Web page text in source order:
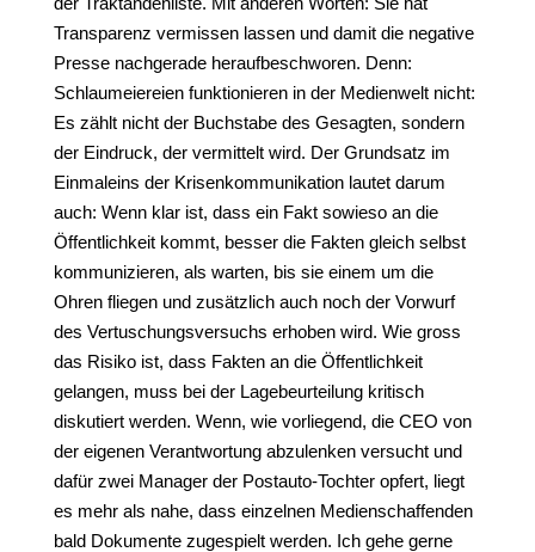
Transparenz vermissen lassen und damit die negative
Presse nachgerade heraufbeschworen. Denn:
Schlaumeiereien funktionieren in der Medienwelt nicht:
Es zählt nicht der Buchstabe des Gesagten, sondern
der Eindruck, der vermittelt wird. Der Grundsatz im
Einmaleins der Krisenkommunikation lautet darum
auch: Wenn klar ist, dass ein Fakt sowieso an die
Öffentlichkeit kommt, besser die Fakten gleich selbst
kommunizieren, als warten, bis sie einem um die
Ohren fliegen und zusätzlich auch noch der Vorwurf
des Vertuschungsversuchs erhoben wird. Wie gross
das Risiko ist, dass Fakten an die Öffentlichkeit
gelangen, muss bei der Lagebeurteilung kritisch
diskutiert werden. Wenn, wie vorliegend, die CEO von
der eigenen Verantwortung abzulenken versucht und
dafür zwei Manager der Postauto-Tochter opfert, liegt
es mehr als nahe, dass einzelnen Medienschaffenden
bald Dokumente zugespielt werden. Ich gehe gerne